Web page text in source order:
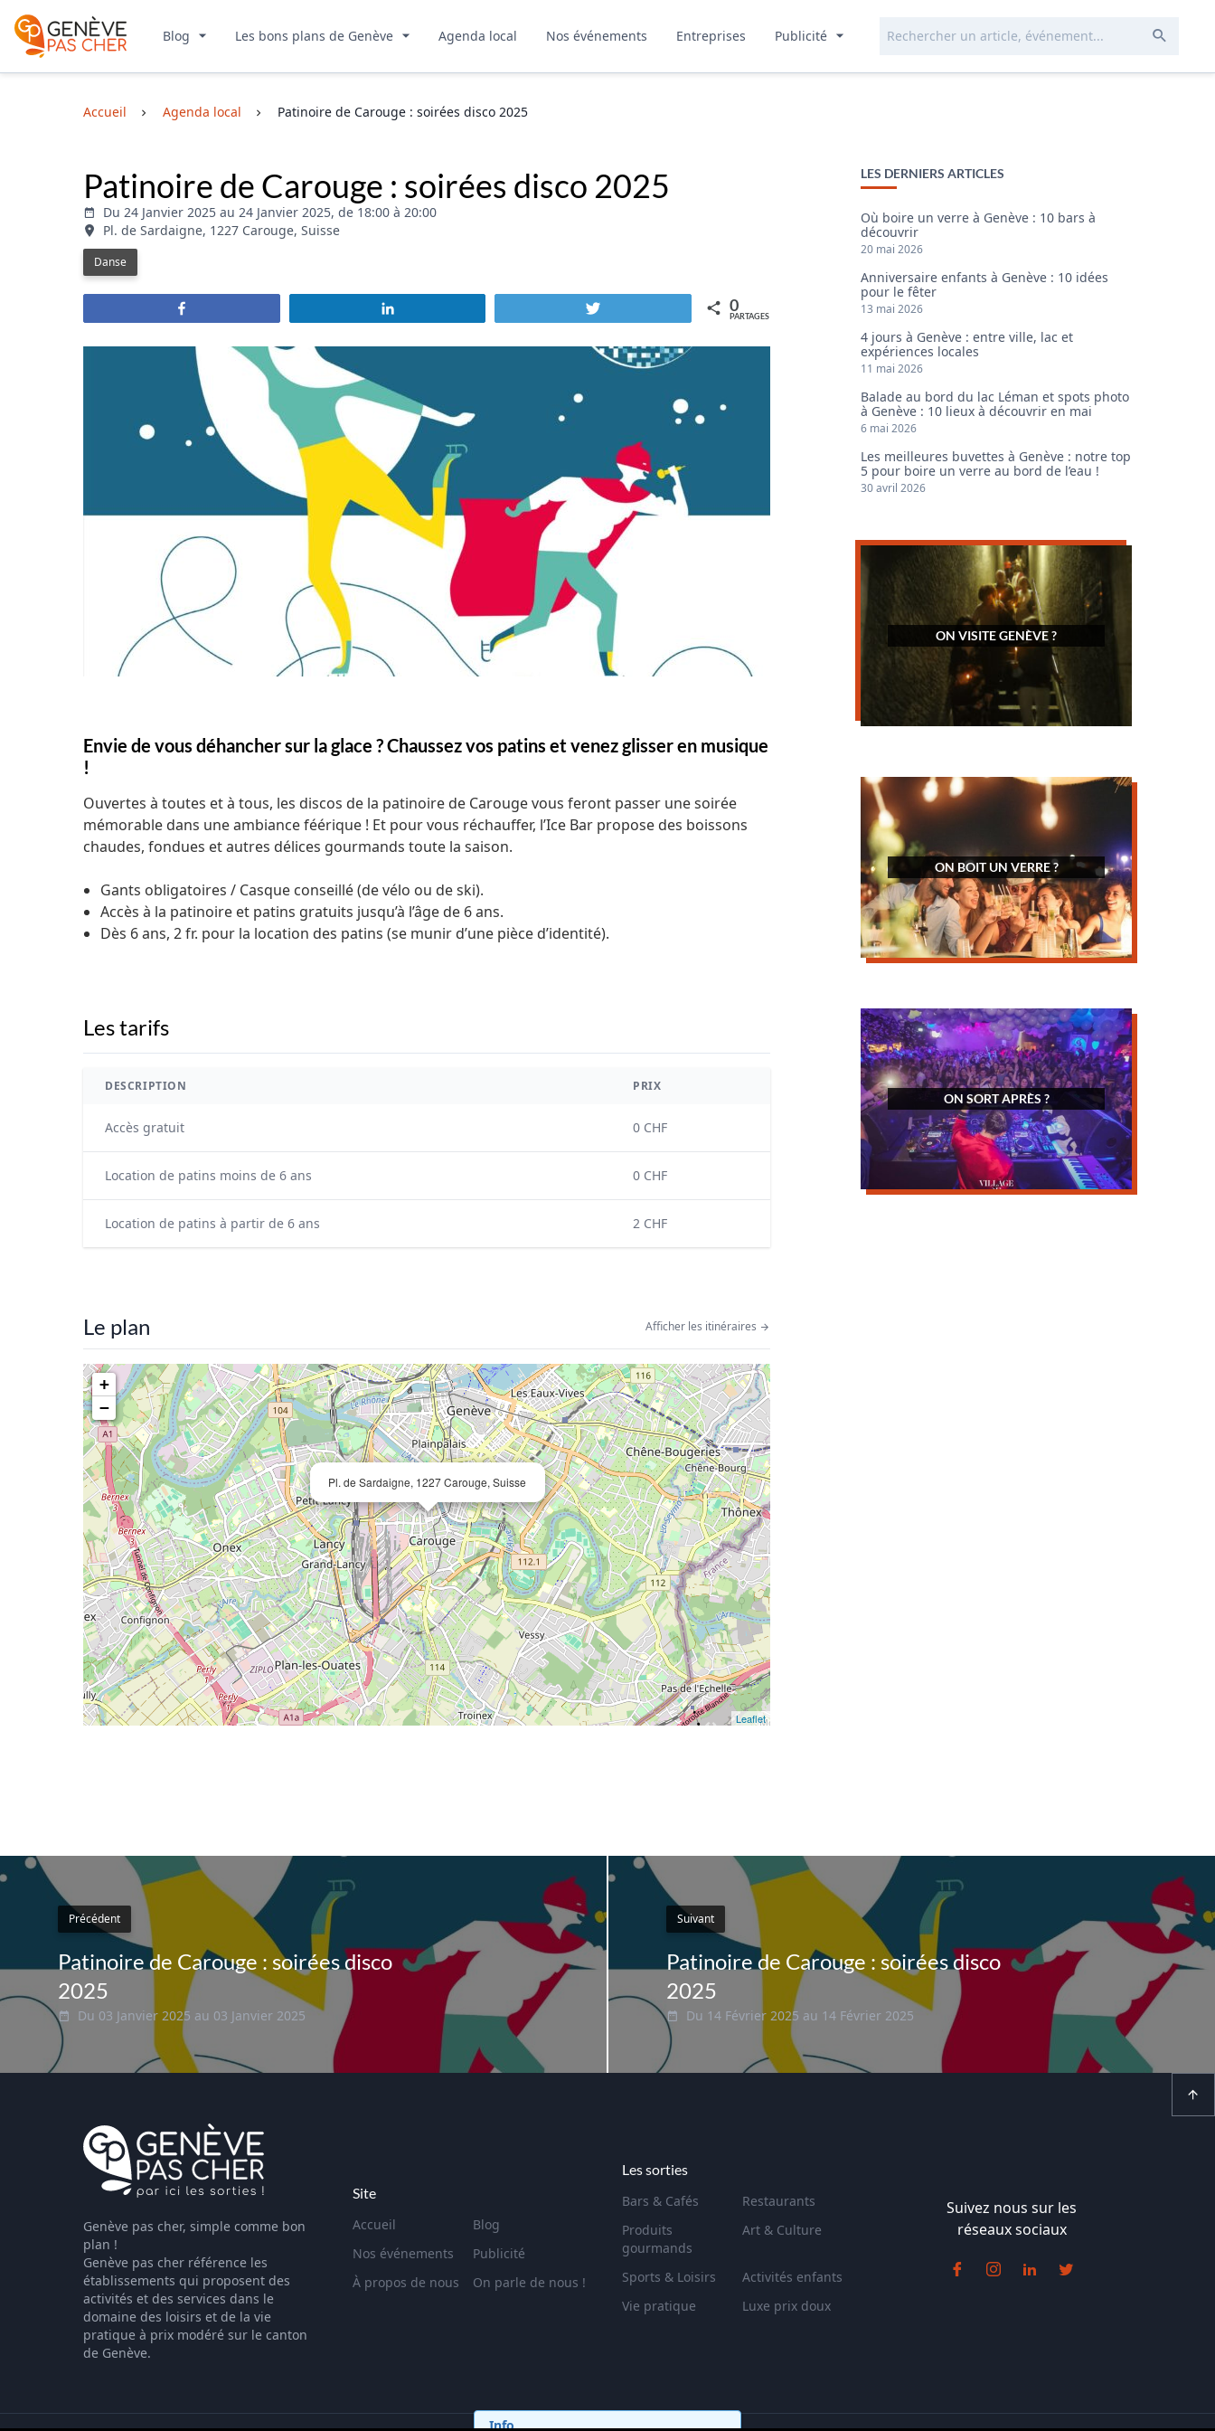
Blog Les bons plans de Genève Agenda local Nos événements Entreprises Publicité
Accueil Agenda local Patinoire de Carouge : soirées disco 2025
Patinoire de Carouge : soirées disco 2025
Du 24 Janvier 2025 au 24 Janvier 2025, de 18:00 à 20:00
Pl. de Sardaigne, 1227 Carouge, Suisse
Danse
0
PARTAGES
Envie de vous déhancher sur la glace ? Chaussez vos patins et venez glisser en musique
!
Ouvertes à toutes et à tous, les discos de la patinoire de Carouge vous feront passer une soirée
mémorable dans une ambiance féérique ! Et pour vous réchauffer, l’Ice Bar propose des boissons
chaudes, fondues et autres délices gourmands toute la saison.
Gants obligatoires / Casque conseillé (de vélo ou de ski).
Accès à la patinoire et patins gratuits jusqu’à l’âge de 6 ans.
Dès 6 ans, 2 fr. pour la location des patins (se munir d’une pièce d’identité).
Les tarifs
DESCRIPTION PRIX
Accès gratuit 0 CHF
Location de patins moins de 6 ans 0 CHF
Location de patins à partir de 6 ans 2 CHF
Le plan Afficher les itinéraires
Pl. de Sardaigne, 1227 Carouge, Suisse
+
−
Leaflet
LES DERNIERS ARTICLES
Où boire un verre à Genève : 10 bars à
découvrir
20 mai 2026
Anniversaire enfants à Genève : 10 idées
pour le fêter
13 mai 2026
4 jours à Genève : entre ville, lac et
expériences locales
11 mai 2026
Balade au bord du lac Léman et spots photo
à Genève : 10 lieux à découvrir en mai
6 mai 2026
Les meilleures buvettes à Genève : notre top
5 pour boire un verre au bord de l’eau !
30 avril 2026
ON VISITE GENÈVE ?
ON BOIT UN VERRE ?
ON SORT APRÈS ?
Précédent
Patinoire de Carouge : soirées disco
2025
Du 03 Janvier 2025 au 03 Janvier 2025
Suivant
Patinoire de Carouge : soirées disco
2025
Du 14 Février 2025 au 14 Février 2025
Genève pas cher, simple comme bon
plan !
Genève pas cher référence les
établissements qui proposent des
activités et des services dans le
domaine des loisirs et de la vie
pratique à prix modéré sur le canton
de Genève.
Site
Accueil
Blog
Nos événements
Publicité
À propos de nous
On parle de nous !
Les sorties
Bars & Cafés
Restaurants
Produits
gourmands
Art & Culture
Sports & Loisirs
Activités enfants
Vie pratique
Luxe prix doux
Suivez nous sur les
réseaux sociaux
Info